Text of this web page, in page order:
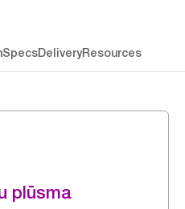
SpecsDeliveryResources
plūsma